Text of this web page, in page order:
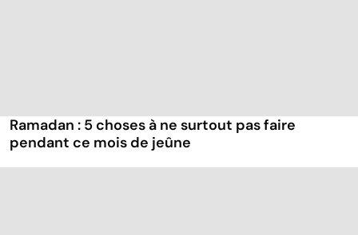
Ramadan : 5 choses à ne surtout pas faire
pendant ce mois de jeûne